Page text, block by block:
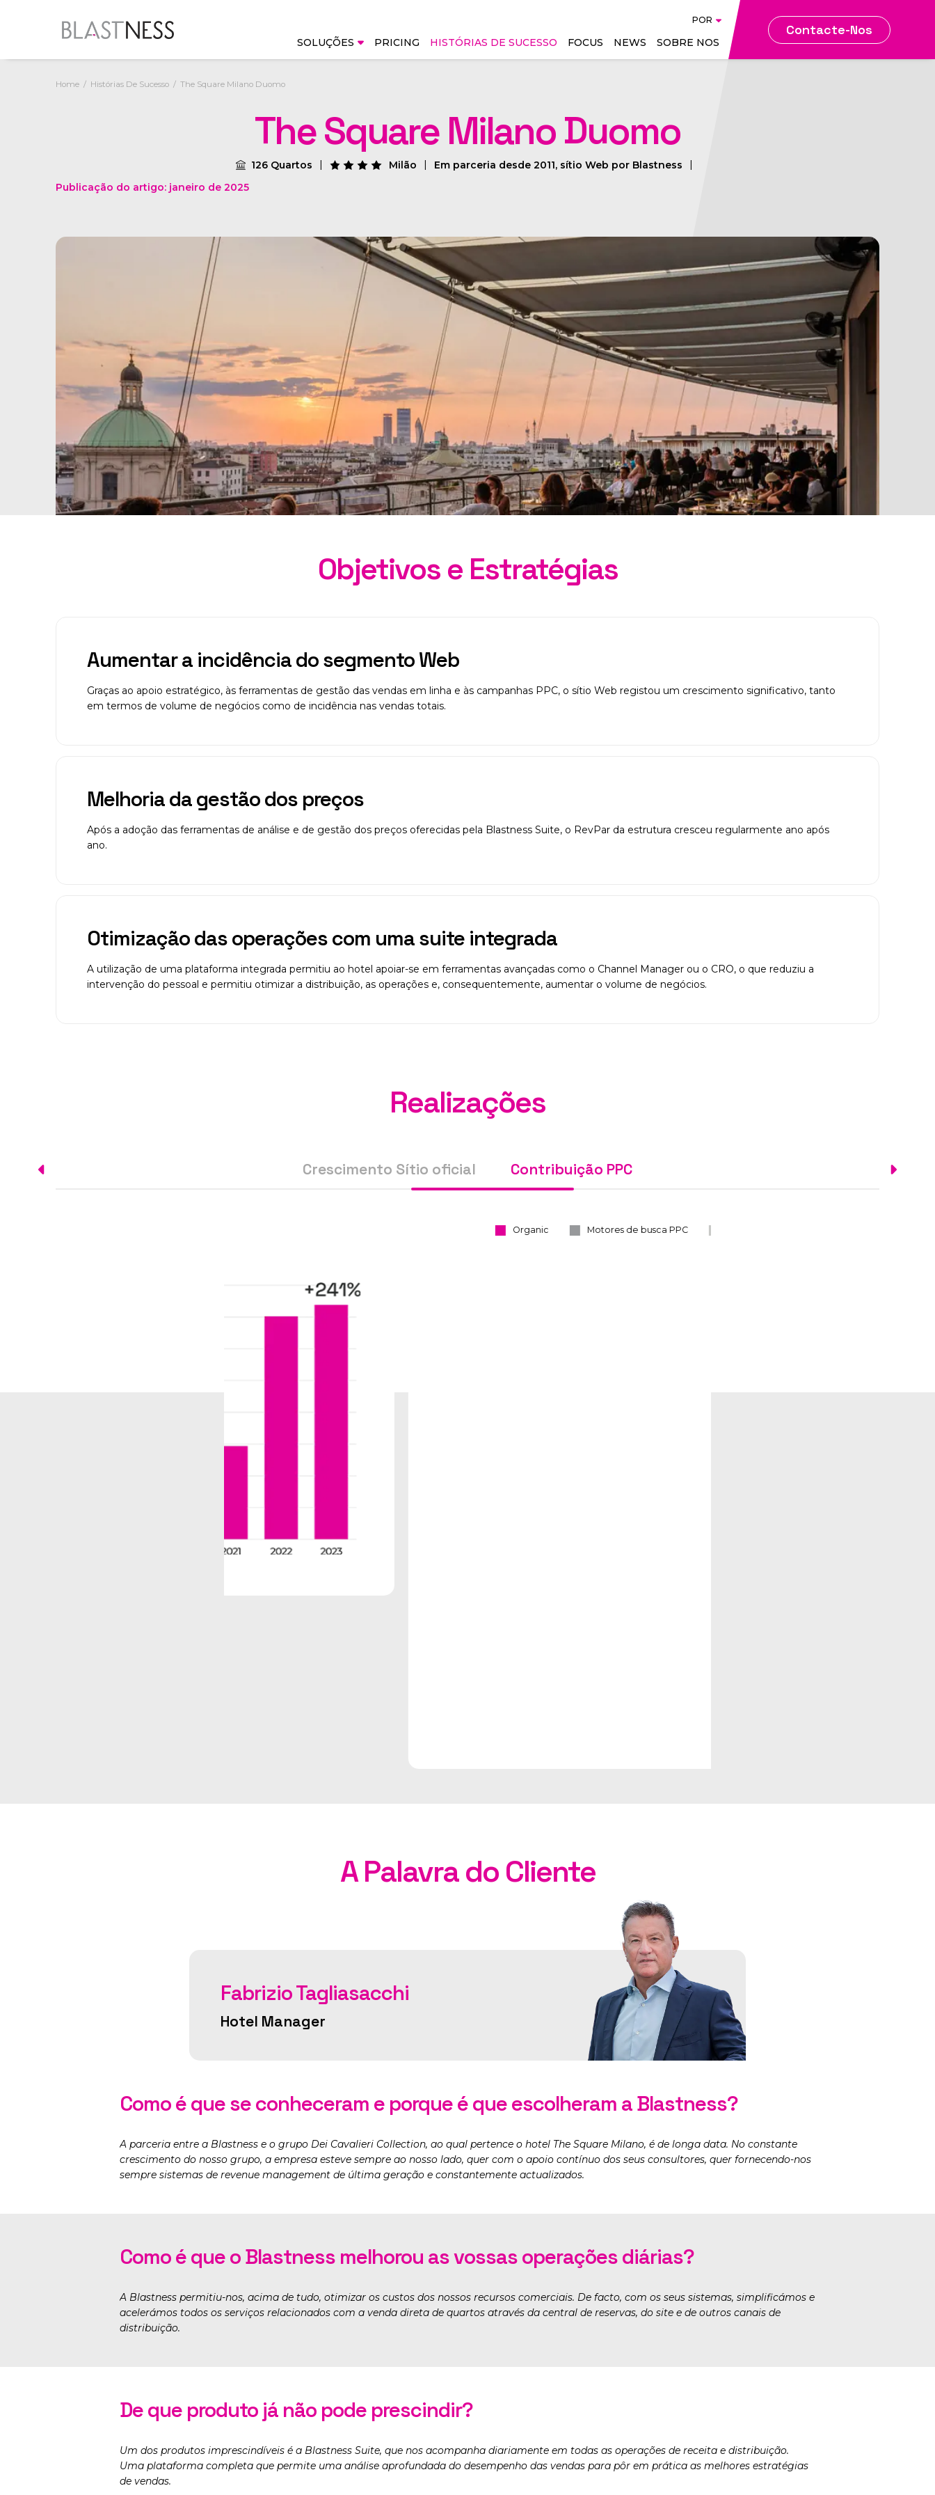
SOLUÇÕES
Dados e sistemas conectados
para agir de forma rápida e
SAIBA MAIS
Consultoria de revenue
Estratégias personalizadas
para alcançar os objetivos de
SAIBA MAIS
Distribution
Booking Engine
CRS - Central Reservation
System AWARDED
CRM - Customer
Relationship Management
AI Chatbot
Direct Revenue Tools
GDS Distribution
Connectivity
RMS - Revenue
Rate Shopper + Parity
Business Intelligence
Management System
Optimisation
Social Media Marketing
Branding
PRICING HISTÓRIAS DE SUCESSO FOCUS NEWS SOBRE NOS
POR
Contacte-Nos
Home Histórias De Sucesso The Square Milano Duomo
The Square Milano Duomo
126 Quartos Milão
Em parceria desde 2011, sítio Web por Blastness
Publicação do artigo: janeiro de 2025
Objetivos e Estratégias
Aumentar a incidência do segmento Web
Graças ao apoio estratégico, às ferramentas de gestão das vendas em linha e às campanhas PPC, o sítio Web registou um crescimento significativo, tanto
em termos de volume de negócios como de incidência nas vendas totais.
Melhoria da gestão dos preços
Após a adoção das ferramentas de análise e de gestão dos preços oferecidas pela Blastness Suite, o RevPar da estrutura cresceu regularmente ano após
ano.
Otimização das operações com uma suite integrada
A utilização de uma plataforma integrada permitiu ao hotel apoiar-se em ferramentas avançadas como o Channel Manager ou o CRO, o que reduziu a
intervenção do pessoal e permitiu otimizar a distribuição, as operações e, consequentemente, aumentar o volume de negócios.
Realizações
Crescimento Sítio oficial Contribuição PPC
Metamotores PPC
A Palavra do Cliente
Fabrizio Tagliasacchi
Hotel Manager
Como é que se conheceram e porque é que escolheram a Blastness?
A parceria entre a Blastness e o grupo Dei Cavalieri Collection, ao qual pertence o hotel The Square Milano, é de longa data. No constante
crescimento do nosso grupo, a empresa esteve sempre ao nosso lado, quer com o apoio contínuo dos seus consultores, quer fornecendo-nos
sempre sistemas de revenue management de última geração e constantemente actualizados.
Como é que o Blastness melhorou as vossas operações diárias?
A Blastness permitiu-nos, acima de tudo, otimizar os custos dos nossos recursos comerciais. De facto, com os seus sistemas, simplificámos e
acelerámos todos os serviços relacionados com a venda direta de quartos através da central de reservas, do site e de outros canais de
distribuição.
De que produto já não pode prescindir?
Um dos produtos imprescindíveis é a Blastness Suite, que nos acompanha diariamente em todas as operações de receita e distribuição.
Uma plataforma completa que permite uma análise aprofundada do desempenho das vendas para pôr em prática as melhores estratégias
de vendas.